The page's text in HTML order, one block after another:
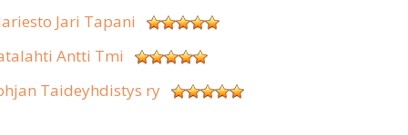
Jari Tapani
Antti Tmi
Taideyhdistys ry